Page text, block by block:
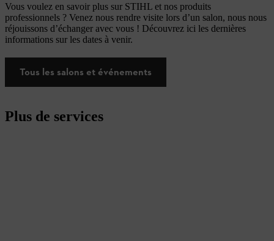
Vous voulez en savoir plus sur STIHL et nos produits
professionnels ? Venez nous rendre visite lors d’un salon, nous nous
réjouissons d’échanger avec vous ! Découvrez ici les dernières
informations sur les dates à venir.
Tous les salons et événements
Plus de services